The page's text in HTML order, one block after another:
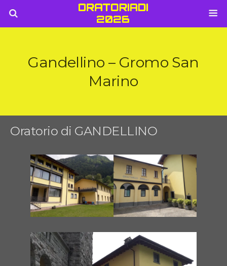
Gandellino – Gromo San
Marino
Oratorio di GANDELLINO